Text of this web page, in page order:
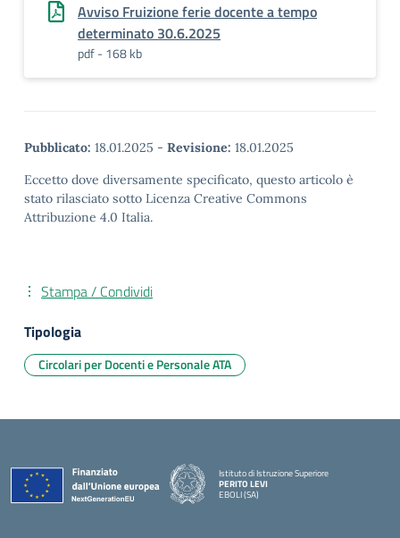
Avviso Fruizione ferie docente a tempo
determinato 30.6.2025
pdf - 168 kb
Pubblicato: 18.01.2025 - Revisione: 18.01.2025
Eccetto dove diversamente specificato, questo articolo è
stato rilasciato sotto Licenza Creative Commons
Attribuzione 4.0 Italia.
Stampa / Condividi
Tipologia
Circolari per Docenti e Personale ATA
Istituto di Istruzione Superiore
PERITO LEVI
EBOLI (SA)